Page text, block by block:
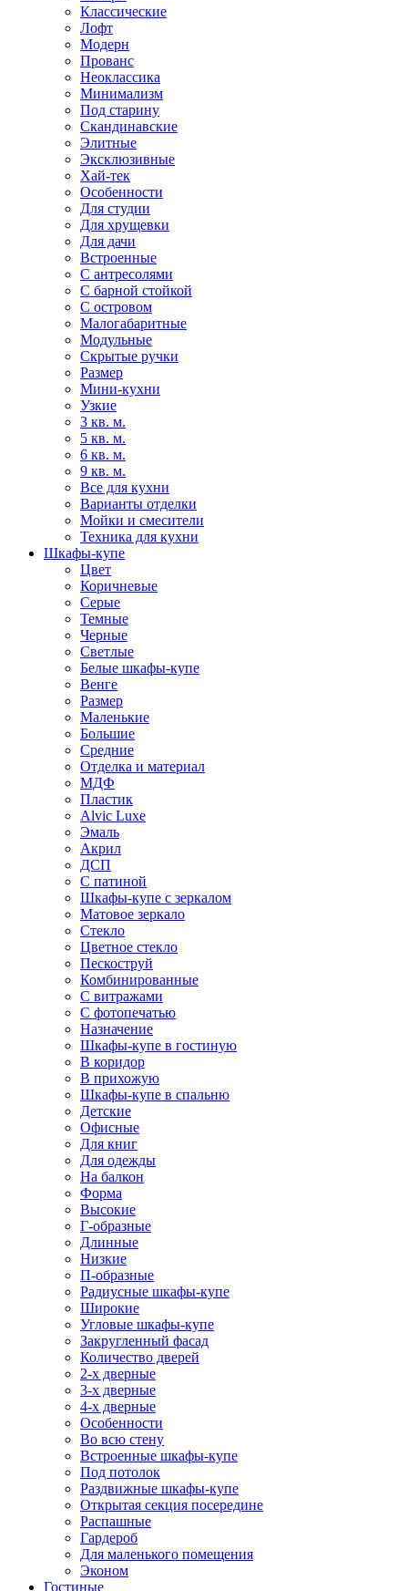
Классические
Лофт
Модерн
Прованс
Неоклассика
Минимализм
Под старину
Скандинавские
Элитные
Эксклюзивные
Хай-тек
Особенности
Для студии
Для хрущевки
Для дачи
Встроенные
С антресолями
С барной стойкой
С островом
Малогабаритные
Модульные
Скрытые ручки
Размер
Мини-кухни
Узкие
3 кв. м.
5 кв. м.
6 кв. м.
9 кв. м.
Все для кухни
Варианты отделки
Мойки и смесители
Техника для кухни
Шкафы-купе
Цвет
Коричневые
Серые
Темные
Черные
Светлые
Белые шкафы-купе
Венге
Размер
Маленькие
Большие
Средние
Отделка и материал
МДФ
Пластик
Alvic Luxe
Эмаль
Акрил
ДСП
С патиной
Шкафы-купе с зеркалом
Матовое зеркало
Стекло
Цветное стекло
Пескоструй
Комбинированные
С витражами
С фотопечатью
Назначение
Шкафы-купе в гостиную
В коридор
В прихожую
Шкафы-купе в спальню
Детские
Офисные
Для книг
Для одежды
На балкон
Форма
Высокие
Г-образные
Длинные
Низкие
П-образные
Радиусные шкафы-купе
Широкие
Угловые шкафы-купе
Закругленный фасад
Количество дверей
2-х дверные
3-х дверные
4-х дверные
Особенности
Во всю стену
Встроенные шкафы-купе
Под потолок
Раздвижные шкафы-купе
Открытая секция посередине
Распашные
Гардероб
Для маленького помещения
Эконом
Гостиные